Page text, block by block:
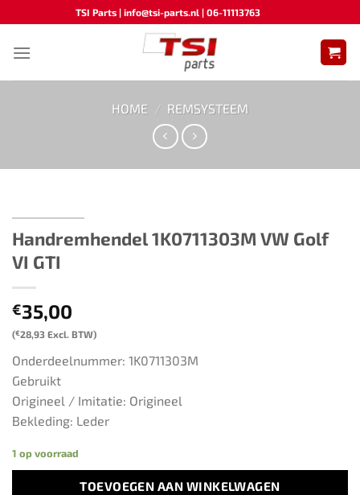
naar
inhoud
TSI Parts | info@tsi-parts.nl | 06-11113763
HOME / REMSYSTEEM
Handremhendel ​​1K0711303M​ VW Golf
VI GTI​​​
€35,00
(€28,93 Excl. BTW)
Onderdeelnummer: 1K0711303M
Gebruikt
Origineel / Imitatie: Origineel
Bekleding: Leder
1 op voorraad
TOEVOEGEN AAN WINKELWAGEN